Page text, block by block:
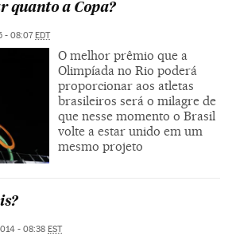
quanto a Copa?
- 08:07EDT
O melhor prêmio que a
Olimpíada no Rio poderá
proporcionar aos atletas
brasileiros será o milagre de
que nesse momento o Brasil
volte a estar unido em um
mesmo projeto
- 08:38 EST